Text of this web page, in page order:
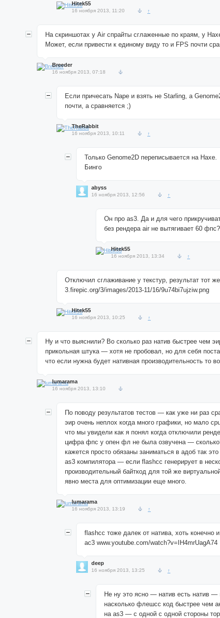
Hitek55
16 ноября 2013, 11:20 ↑
На скриншотах у Air спрайты сглаженные по краям, у
Может, если привести к единому виду то и FPS почти
Breeder
16 ноября 2013, 07:18
Если причесать Nape и взять не Starling, а
почти, а сравняется ;)
TheRabbit
16 ноября 2013, 10:11 ↑
Только Genome2D переписывается на Haxe.
Бинго
abyss
16 ноября 2013, 12:56 ↑
Он про as3. Да и для чего
без рендера air не вытягивает 60 фпс?
Hitek55
16 ноября 2013, 13:34 ↑
Отключил сглаживание у текстур, результат тот же
3.firepic.org/3/images/2013-11/16/9u74bi7ujziw.png
Hitek55
16 ноября 2013, 10:25 ↑
Ну и что выяснили? Во сколько раз натив быстрее чем
прикольная штука — хотя не пробовал, но для себя
что если нужна будет нативная производительность то
lumarama
16 ноября 2013, 13:10
По поводу результатов тестов — как уже ни раз
эир очень неплох когда много графики, но мало
что мы увидели как я понял когда отключили
цифра фпс у опен фл не была озвучена —
кажется просто обязаны заниматься в адоб так
as3 компилятора — если flashcc генерирует в
производительный байткод для той же
явно места для оптимизации еще много.
lumarama
16 ноября 2013, 13:19 ↑
flashcc тоже далек от натива, хоть конечно
ас3 www.youtube.com/watch?v=IH4mrUagA74
deep
16 ноября 2013, 13:25 ↑
Не ну это ясно — натив есть натив —
насколько флешсс код быстрее чем
на as3 — с одной c одной стороны